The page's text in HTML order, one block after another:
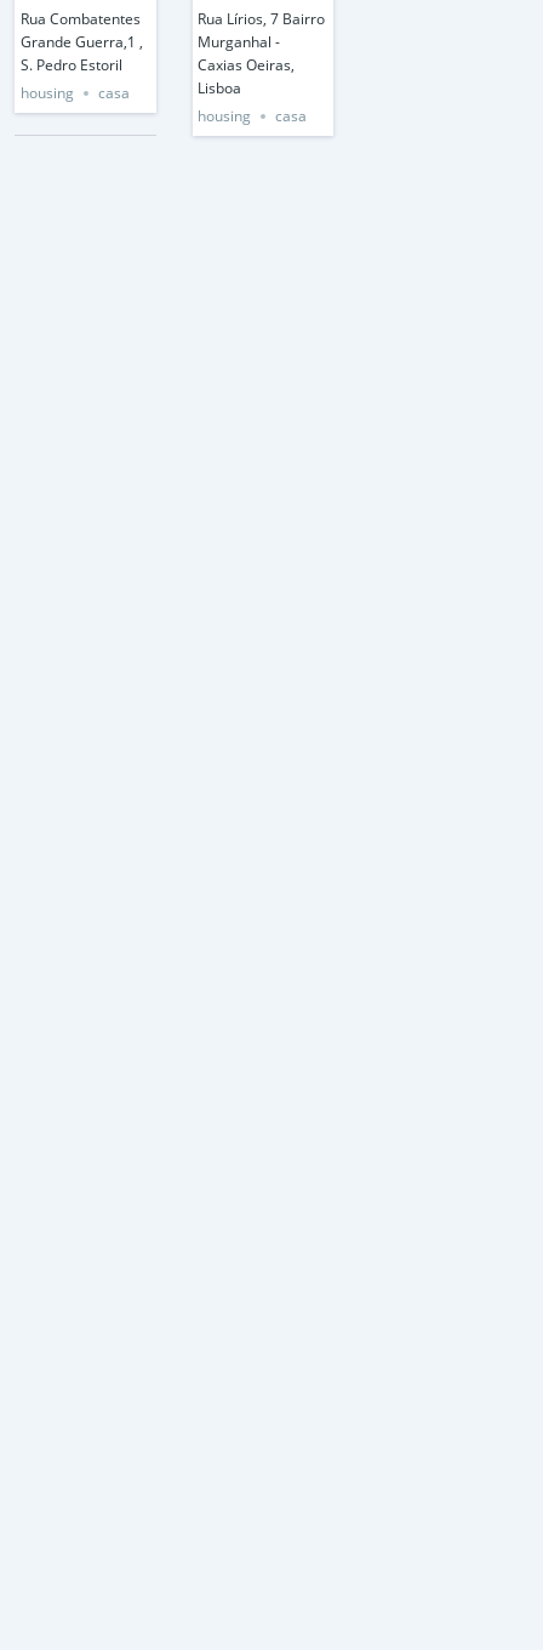
Rua Combatentes
Grande Guerra,1 ,
S. Pedro Estoril
housing
casa
Rua Lírios, 7 Bairro
Murganhal -
Caxias Oeiras,
Lisboa
housing
casa